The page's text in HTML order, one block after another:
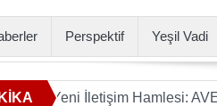
Perspektif Yeşil Vadi
İletişim Hamlesi: AVEME